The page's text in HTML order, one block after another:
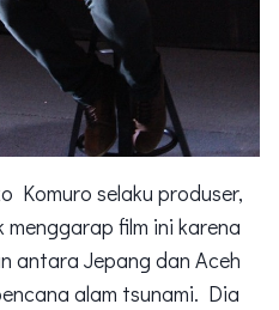
Komuro selaku produser,
film ini karena
antara Jepang dan Aceh
alam tsunami. Dia